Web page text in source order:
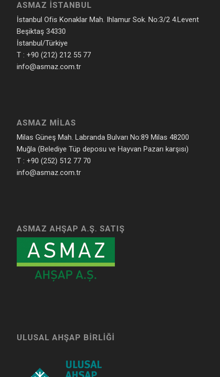
ASMAZ İSTANBUL
İstanbul Ofis Konaklar Mah. Ihlamur Sok. No:3/2 4.Levent
Beşiktaş 34330
İstanbul/Türkiye
T : +90 (212) 212 55 77
info@asmaz.com.tr
ASMAZ MILAS
Milas Güneş Mah. Labranda Bulvarı No:89 Milas 48200
Muğla (Belediye Tüp deposu ve Hayvan Pazarı karşısı)
T : +90 (252) 512 77 70
info@asmaz.com.tr
ASMAZ AHŞAP A.Ş. SATIŞ
ULUSAL AHŞAP BIRLIĞI